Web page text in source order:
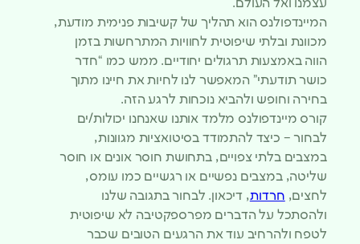
עצמנו ואל העולם.
המיינדפולנס הוא תהליך של קשיבות פנימית מודעת,
מכוונת ובלתי שיפוטית לחוויות המתרחשות בזמן
הווה באמצעות תרגולים יחודיים. ממש כמו “חדר
כושר תודעתי” המאפשר לנו לחיות את חיינו מתוך
בחירה וחופש ולהביא נוכחות לרגע הזה.
קורס מיינדפולנס מלמד אותנו שאנחנו יכולות/ים
לבחור – כיצד להתמודד בסיטואציות מגוונות,
במצבים בלתי צפויים, בתחושת חוסר אונים או חוסר
שליטה, במצבים נפשיים או רגשיים כמו עומס,
לחצים, חרדות, דיכאון. לבחור בתגובה שלנו
ולהסתכל על הדברים מפרספקטיבה לא שיפוטית
לטפח ולהרחיב עוד את הרגעים הטובים שכבר